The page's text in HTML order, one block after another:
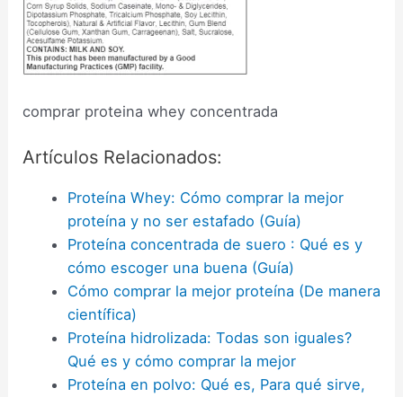
comprar proteina whey concentrada
Artículos Relacionados:
Proteína Whey: Cómo comprar la mejor
proteína y no ser estafado (Guía)
Proteína concentrada de suero : Qué es y
cómo escoger una buena (Guía)
Cómo comprar la mejor proteína (De manera
científica)
Proteína hidrolizada: Todas son iguales?
Qué es y cómo comprar la mejor
Proteína en polvo: Qué es, Para qué sirve,